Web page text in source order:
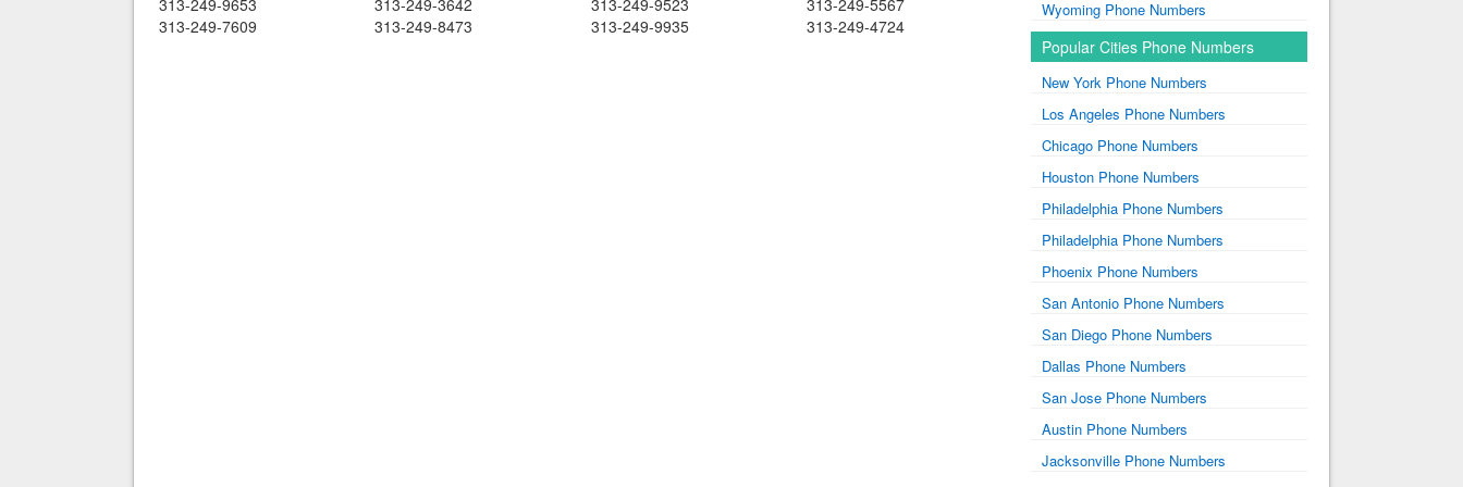
313-249-9653 313-249-3642 313-249-9523
313-249-5567
313-249-7609
313-249-8473 313-249-9935 313-249-4724
Wyoming Phone Numbers
Popular Cities Phone Numbers
New York Phone Numbers
Los Angeles Phone Numbers
Chicago Phone Numbers
Houston Phone Numbers
Philadelphia Phone Numbers
Philadelphia Phone Numbers
Phoenix Phone Numbers
San Antonio Phone Numbers
San Diego Phone Numbers
Dallas Phone Numbers
San Jose Phone Numbers
Austin Phone Numbers
Jacksonville Phone Numbers